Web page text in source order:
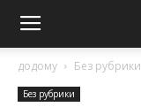
додому Без рубрики
Без рубрики